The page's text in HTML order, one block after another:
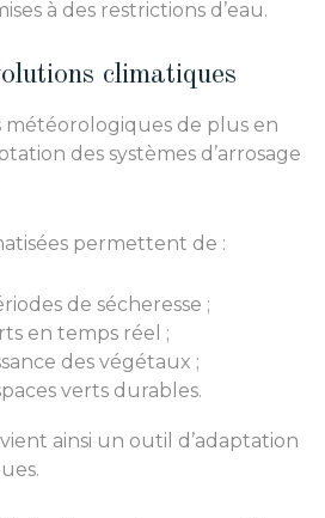
à des restrictions d’eau.
climatiques
météorologiques de plus en
des systèmes d’arrosage
permettent de :
de sécheresse ;
en temps réel ;
des végétaux ;
verts durables.
ainsi un outil d’adaptation